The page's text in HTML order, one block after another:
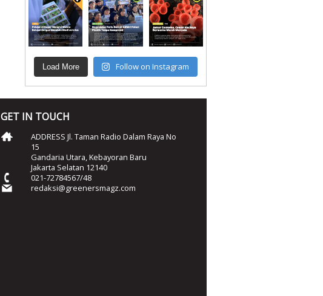
Load More Follow on Instagram
GET IN TOUCH
ADDRESS Jl. Taman Radio Dalam Raya No
15
Gandaria Utara, Kebayoran Baru
Jakarta Selatan 12140
021-72784567/48
redaksi@greenersmagz.com